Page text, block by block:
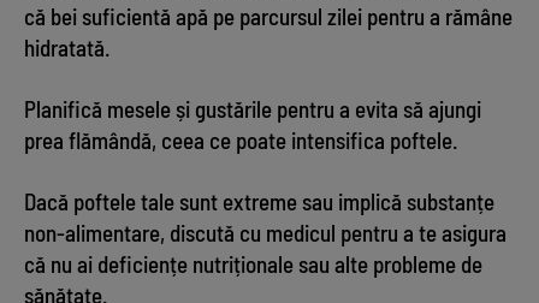
că bei suficientă apă pe parcursul zilei pentru a rămâne
hidratată.
Planifică mesele și gustările pentru a evita să ajungi
prea flămândă, ceea ce poate intensifica poftele.
Dacă poftele tale sunt extreme sau implică substanțe
non-alimentare, discută cu medicul pentru a te asigura
că nu ai deficiențe nutriționale sau alte probleme de
sănătate.